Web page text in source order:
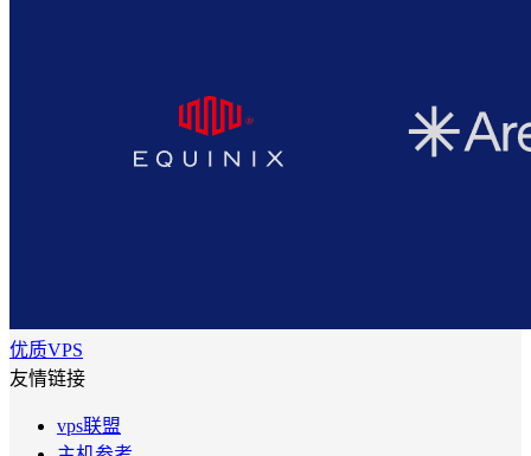
优质VPS
友情链接
vps联盟